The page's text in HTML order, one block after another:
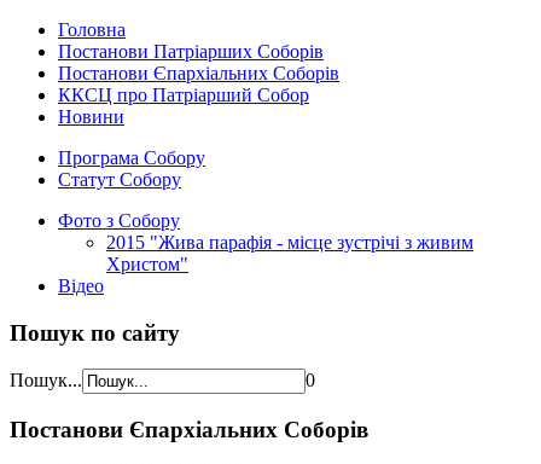
Головна
Постанови Патріарших Соборів
Постанови Єпархіальних Соборів
ККСЦ про Патріарший Собор
Новини
Програма Собору
Статут Собору
Фото з Собору
2015 "Жива парафія - місце зустрічі з живим
Христом"
Відео
Пошук по сайту
Пошук... 0
Постанови Єпархіальних Соборів